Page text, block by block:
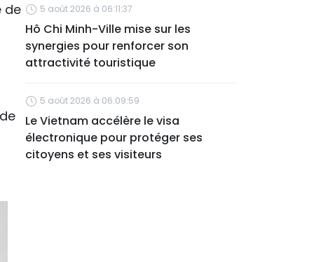
de
5 août 2026 à 06:11:37
Hô Chi Minh-Ville mise sur les
synergies pour renforcer son
attractivité touristique
5 août 2026 à 06:09:59
Le Vietnam accélère le visa
électronique pour protéger ses
citoyens et ses visiteurs